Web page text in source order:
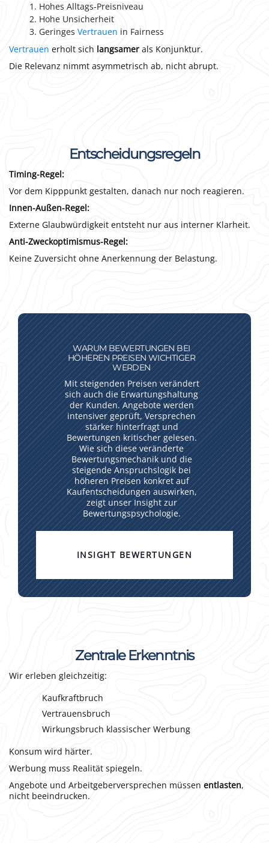
Hohes Alltags-Preisniveau
Hohe Unsicherheit
Geringes Vertrauen in Fairness
Vertrauen erholt sich langsamer als Konjunktur.
Die Relevanz nimmt asymmetrisch ab, nicht abrupt.
Entscheidungsregeln
Timing-Regel:
Vor dem Kipppunkt gestalten, danach nur noch reagieren.
Innen-Außen-Regel:
Externe Glaubwürdigkeit entsteht nur aus interner Klarheit.
Anti-Zweckoptimismus-Regel:
Keine Zuversicht ohne Anerkennung der Belastung.
WARUM BEWERTUNGEN BEI
HÖHEREN PREISEN WICHTIGER
WERDEN
Mit steigenden Preisen verändert
sich auch die Erwartungshaltung
der Kunden. Angebote werden
intensiver geprüft, Versprechen
stärker hinterfragt und
Bewertungen kritischer gelesen.
Wie sich diese veränderte
Bewertungsmechanik und die
steigende Anspruchslogik bei
höheren Preisen konkret auf
Kaufentscheidungen auswirken,
zeigt unser Insight zur
Bewertungspsychologie.
INSIGHT BEWERTUNGEN
Zentrale Erkenntnis
Wir erleben gleichzeitig:
Kaufkraftbruch
Vertrauensbruch
Wirkungsbruch klassischer Werbung
Konsum wird härter.
Werbung muss Realität spiegeln.
Angebote und Arbeitgeberversprechen müssen entlasten,
nicht beeindrucken.